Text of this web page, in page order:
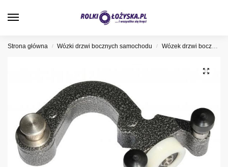
Strona główna / Wózki drzwi bocznych samochodu / Wózek drzwi bocznych Fiat